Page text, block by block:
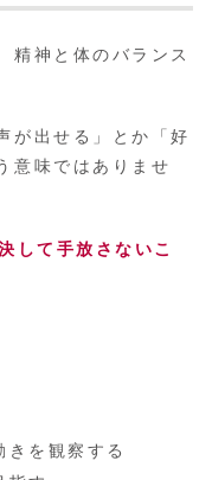
神と体のバランス
が出せる」とか「好
意味ではありませ
して手放さないこ
きを観察する